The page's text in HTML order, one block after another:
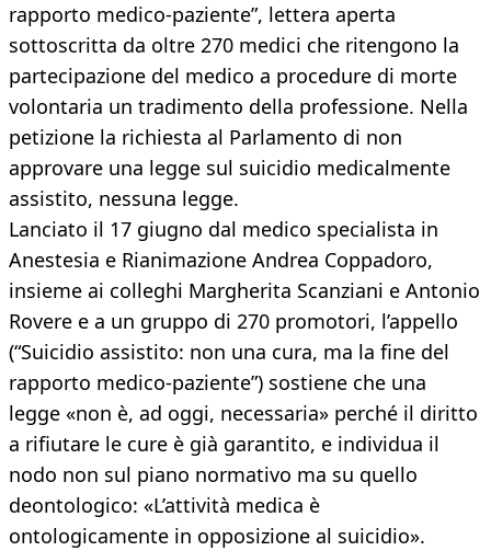
rapporto medico-paziente”, lettera aperta
sottoscritta da oltre 270 medici che ritengono la
partecipazione del medico a procedure di morte
volontaria un tradimento della professione. Nella
petizione la richiesta al Parlamento di non
approvare una legge sul suicidio medicalmente
assistito, nessuna legge.
Lanciato il 17 giugno dal medico specialista in
Anestesia e Rianimazione Andrea Coppadoro,
insieme ai colleghi Margherita Scanziani e Antonio
Rovere e a un gruppo di 270 promotori, l’appello
(“Suicidio assistito: non una cura, ma la fine del
rapporto medico-paziente”) sostiene che una
legge «non è, ad oggi, necessaria» perché il diritto
a rifiutare le cure è già garantito, e individua il
nodo non sul piano normativo ma su quello
deontologico: «L’attività medica è
ontologicamente in opposizione al suicidio».